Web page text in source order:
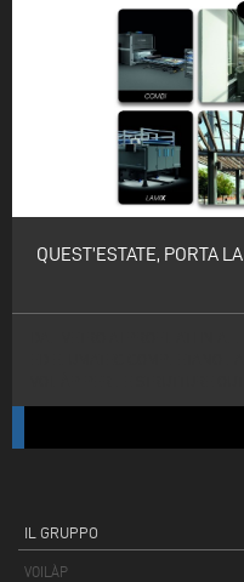
QUEST’ESTATE, PORTA
IL GRUPPO
VOILÀP